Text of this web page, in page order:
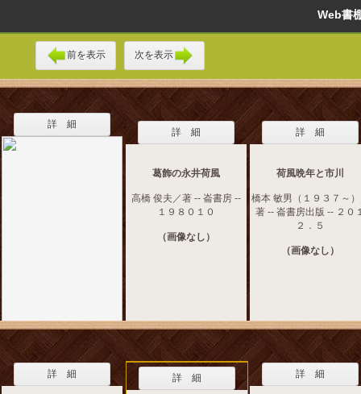
Web
前を表示 次を表示
詳 細
詳 細
葛飾の永井荷風
高橋 俊夫／著 -- 崙書房 --
１９８０１０
（画像なし）
詳 細
荷風晩年と市川
橋本 敏男（１９３７～
著 -- 崙書房出版 -- ２０
２．５
（画像なし）
詳 細 詳 細 詳 細